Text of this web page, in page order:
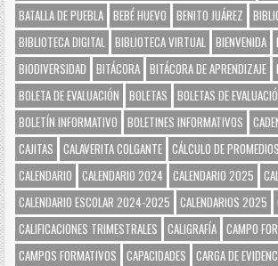
BATALLA DE PUEBLA BEBÉ HUEVO BENITO JUÁREZ
BIBLIOTECA DIGITAL BIBLIOTECA VIRTUAL BIENVENIDA
BIODIVERSIDAD
BITÁCORA BITÁCORA DE APRENDIZAJE
BOLETA DE EVALUACIÓN
BOLETAS
BOLETAS DE
BOLETÍN INFORMATIVO
BOLETINES INFORMATIVOS
CAJITAS
CALAVERITA COLGANTE CÁLCULO DE PROMEDIOS
CALENDARIO
CALENDARIO 2024 CALENDARIO 2025
CALENDARIO ESCOLAR 2024-2025
CALENDARIOS 2025
CALIFICACIONES TRIMESTRALES
CALIGRAFÍA CAMPO
CAMPOS FORMATIVOS
CAPACIDADES
CARGA DE